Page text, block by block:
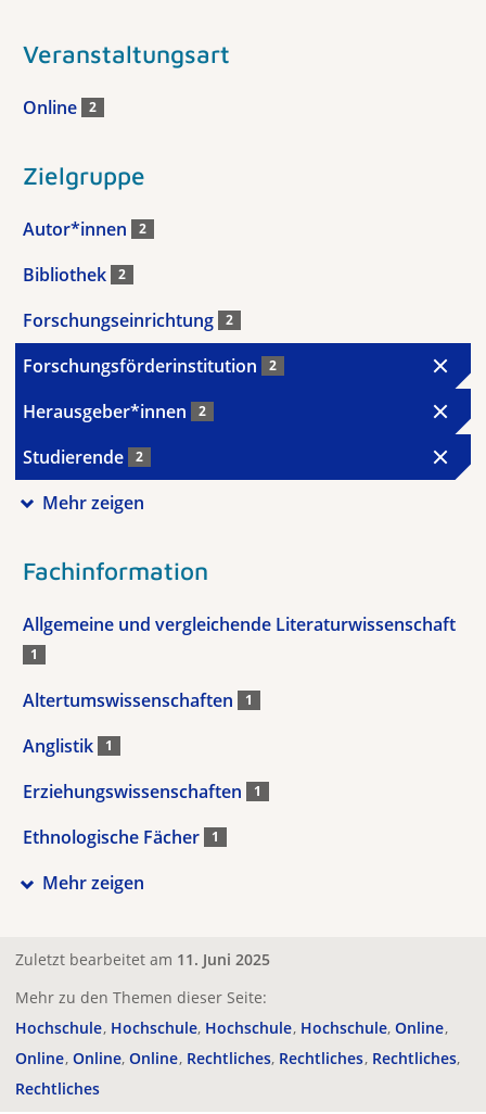
Veranstaltungsart
Online 2
Zielgruppe
Autor*innen 2
Bibliothek 2
Forschungseinrichtung 2
Forschungsförderinstitution 2
Herausgeber*innen 2
Studierende 2
Mehr zeigen
Fachinformation
Allgemeine und vergleichende Literaturwissenschaft
1
Altertumswissenschaften 1
Anglistik 1
Erziehungswissenschaften 1
Ethnologische Fächer 1
Mehr zeigen
Zuletzt bearbeitet am 11. Juni 2025
Mehr zu den Themen dieser Seite:
Hochschule Hochschule Hochschule Hochschule Online
Online Online Online Rechtliches Rechtliches Rechtliches
Rechtliches